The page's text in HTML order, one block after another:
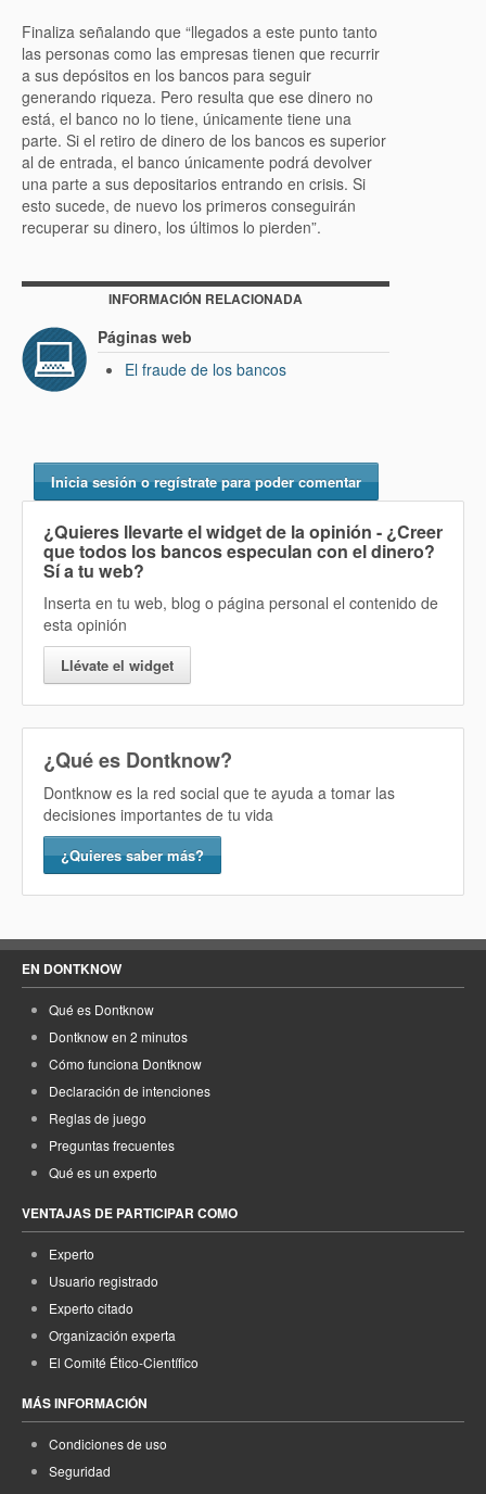
Finaliza señalando que “llegados a este punto tanto
las personas como las empresas tienen que recurrir
a sus depósitos en los bancos para seguir
generando riqueza. Pero resulta que ese dinero no
está, el banco no lo tiene, únicamente tiene una
parte. Si el retiro de dinero de los bancos es superior
al de entrada, el banco únicamente podrá devolver
una parte a sus depositarios entrando en crisis. Si
esto sucede, de nuevo los primeros conseguirán
recuperar su dinero, los últimos lo pierden”.
INFORMACIÓN RELACIONADA
Páginas web
El fraude de los bancos
Inicia sesión o regístrate para poder comentar
¿Quieres llevarte el widget de la opinión - ¿Creer
que todos los bancos especulan con el dinero?
Sía tu web?
Inserta en tu web, blog o página personal el contenido de
esta opinión
Llévate el widget
¿Qué es Dontknow?
Dontknow es la red social que te ayuda a tomar las
decisiones importantes de tu vida
¿Quieres saber más?
EN DONTKNOW
Qué es Dontknow
Dontknow en 2 minutos
Cómo funciona Dontknow
Declaración de intenciones
Reglas de juego
Preguntas frecuentes
Qué es un experto
VENTAJAS DE PARTICIPAR COMO
Experto
Usuario registrado
Experto citado
Organización experta
El Comité Ético-Científico
MÁS INFORMACIÓN
Condiciones de uso
Seguridad